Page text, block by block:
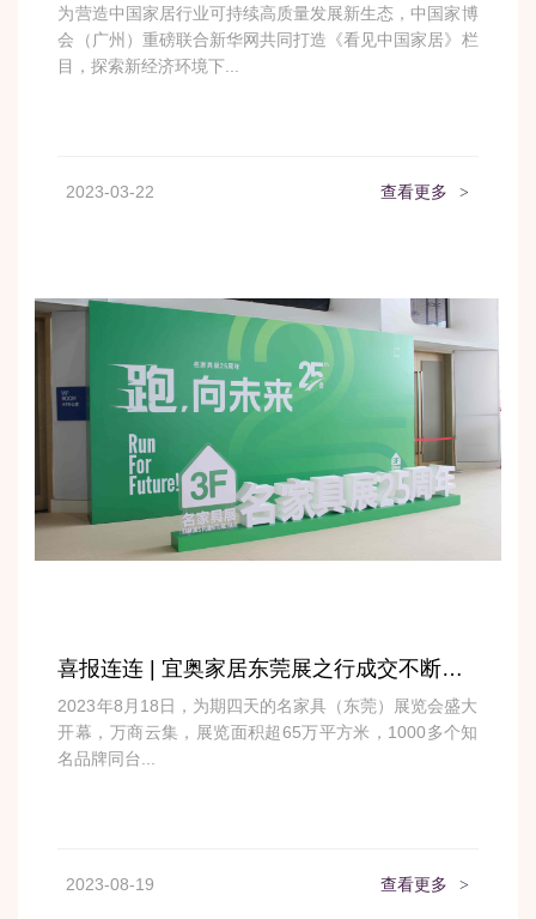
为营造中国家居行业可持续高质量发展新生态，中国家博
会（广州）重磅联合新华网共同打造《看见中国家居》栏
目，探索新经济环境下...
2023-03-22 查看更多 >
喜报连连 | 宜奥家居东莞展之行成交不断，圆满收官！
2023年8月18日，为期四天的名家具（东莞）展览会盛大
开幕，万商云集，展览面积超65万平方米，1000多个知
名品牌同台...
2023-08-19 查看更多 >